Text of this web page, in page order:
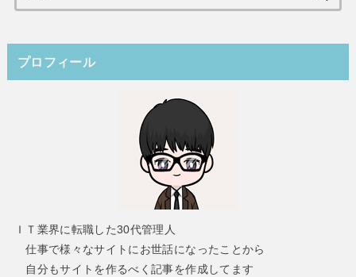
索:
プロフィール
ＩＴ業界に転職した30代管理人
仕事で様々なサイトにお世話になったことから
自分もサイトを作るべく記事を作成してます